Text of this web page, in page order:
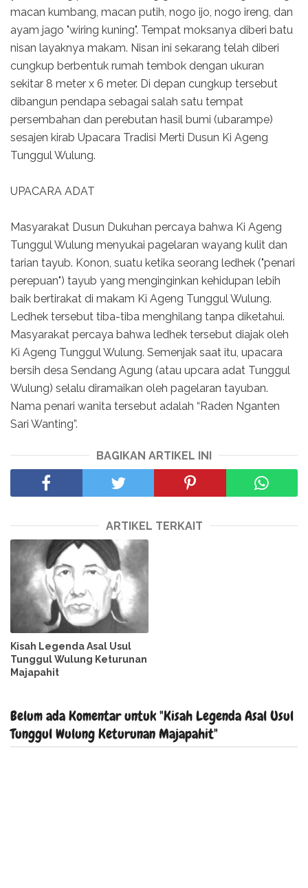
macan kumbang, macan putih, nogo ijo, nogo ireng, dan
ayam jago "wiring kuning". Tempat moksanya diberi batu
nisan layaknya makam. Nisan ini sekarang telah diberi
cungkup berbentuk rumah tembok dengan ukuran
sekitar 8 meter x 6 meter. Di depan cungkup tersebut
dibangun pendapa sebagai salah satu tempat
persembahan dan perebutan hasil bumi (ubarampe)
sesajen kirab Upacara Tradisi Merti Dusun Ki Ageng
Tunggul Wulung.
UPACARA ADAT
Masyarakat Dusun Dukuhan percaya bahwa Ki Ageng
Tunggul Wulung menyukai pagelaran wayang kulit dan
tarian tayub. Konon, suatu ketika seorang ledhek ("penari
perepuan") tayub yang menginginkan kehidupan lebih
baik bertirakat di makam Ki Ageng Tunggul Wulung.
Ledhek tersebut tiba-tiba menghilang tanpa diketahui.
Masyarakat percaya bahwa ledhek tersebut diajak oleh
Ki Ageng Tunggul Wulung. Semenjak saat itu, upacara
bersih desa Sendang Agung (atau upcara adat Tunggul
Wulung) selalu diramaikan oleh pagelaran tayuban.
Nama penari wanita tersebut adalah “Raden Nganten
Sari Wanting”.
BAGIKAN ARTIKEL INI
ARTIKEL TERKAIT
Kisah Legenda Asal Usul
Tunggul Wulung Keturunan
Majapahit
Belum ada Komentar untuk "Kisah Legenda Asal Usul
Tunggul Wulung Keturunan Majapahit"